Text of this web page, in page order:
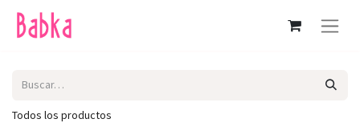
Todos los productos